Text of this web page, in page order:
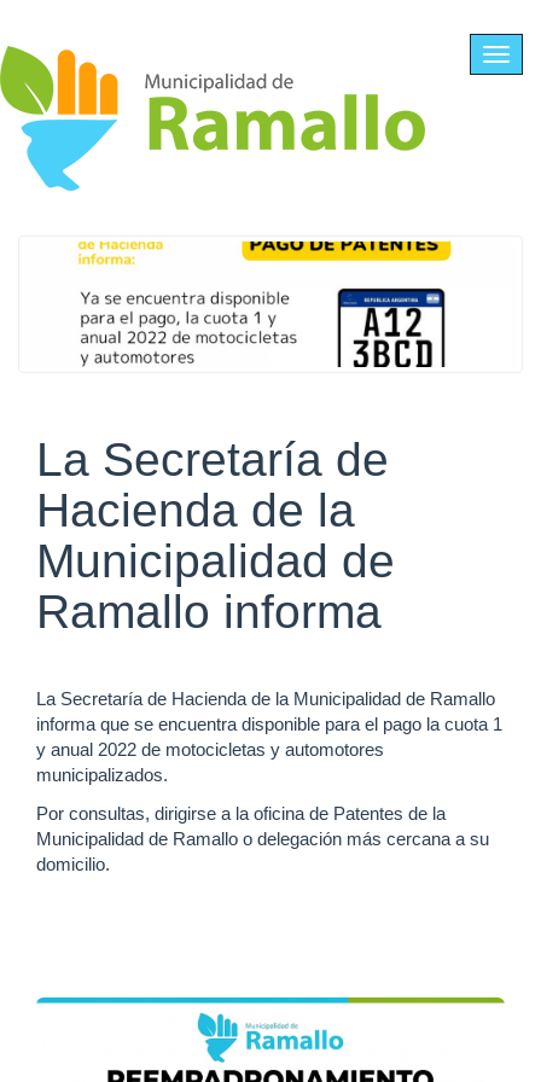
La Secretaría de
Hacienda de la
Municipalidad de
Ramallo informa
La Secretaría de Hacienda de la Municipalidad de Ramallo
informa que se encuentra disponible para el pago la cuota 1
y anual 2022 de motocicletas y automotores
municipalizados.
Por consultas, dirigirse a la oficina de Patentes de la
Municipalidad de Ramallo o delegación más cercana a su
domicilio.